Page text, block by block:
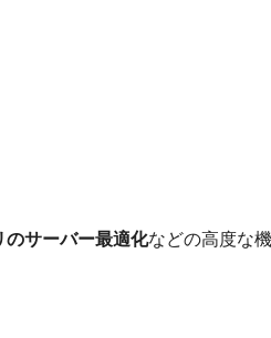
サーバー最適化などの高度な